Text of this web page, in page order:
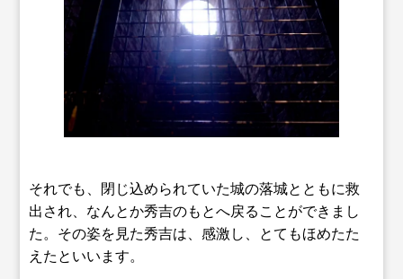
それでも、閉じ込められていた城の落城とともに救
出され、なんとか秀吉のもとへ戻ることができまし
た。その姿を見た秀吉は、感激し、とてもほめたた
えたといいます。